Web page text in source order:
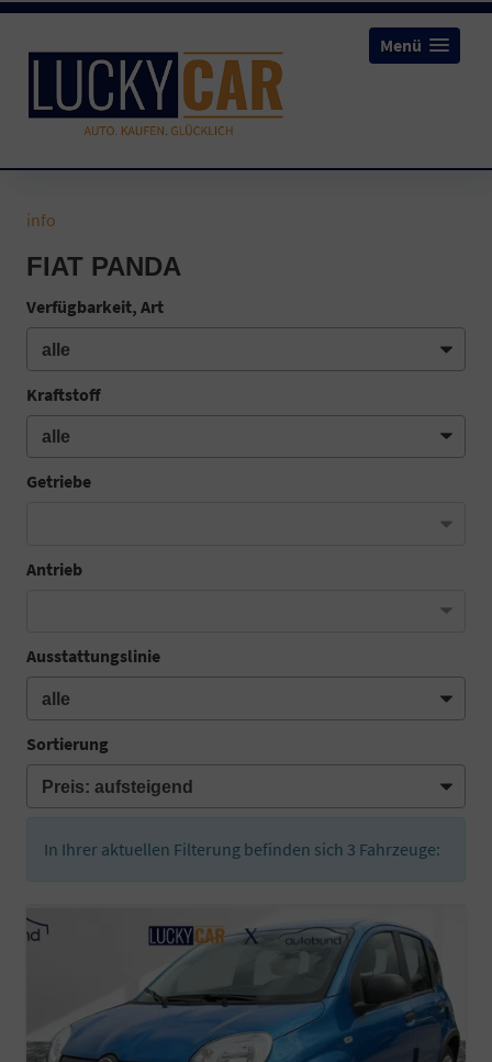
Menü
info
FIAT PANDA
Verfügbarkeit, Art
Kraftstoff
Getriebe
Antrieb
Ausstattungslinie
Sortierung
In Ihrer aktuellen Filterung befinden sich 3 Fahrzeuge: